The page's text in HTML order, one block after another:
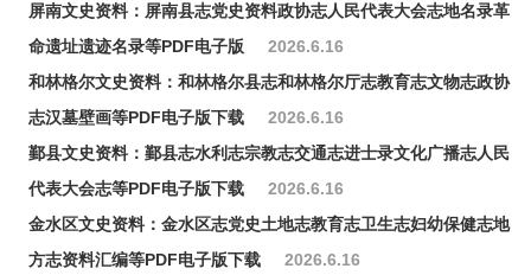
屏南文史资料：屏南县志党史资料政协志人民代表大会志地名录革
命遗址遗迹名录等PDF电子版
2026.6.16
和林格尔文史资料：和林格尔县志和林格尔厅志教育志文物志政协
志汉墓壁画等PDF电子版下载
2026.6.16
鄞县文史资料：鄞县志水利志宗教志交通志进士录文化广播志人民
代表大会志等PDF电子版下载
2026.6.16
金水区文史资料：金水区志党史土地志教育志卫生志妇幼保健志地
方志资料汇编等PDF电子版下载
2026.6.16